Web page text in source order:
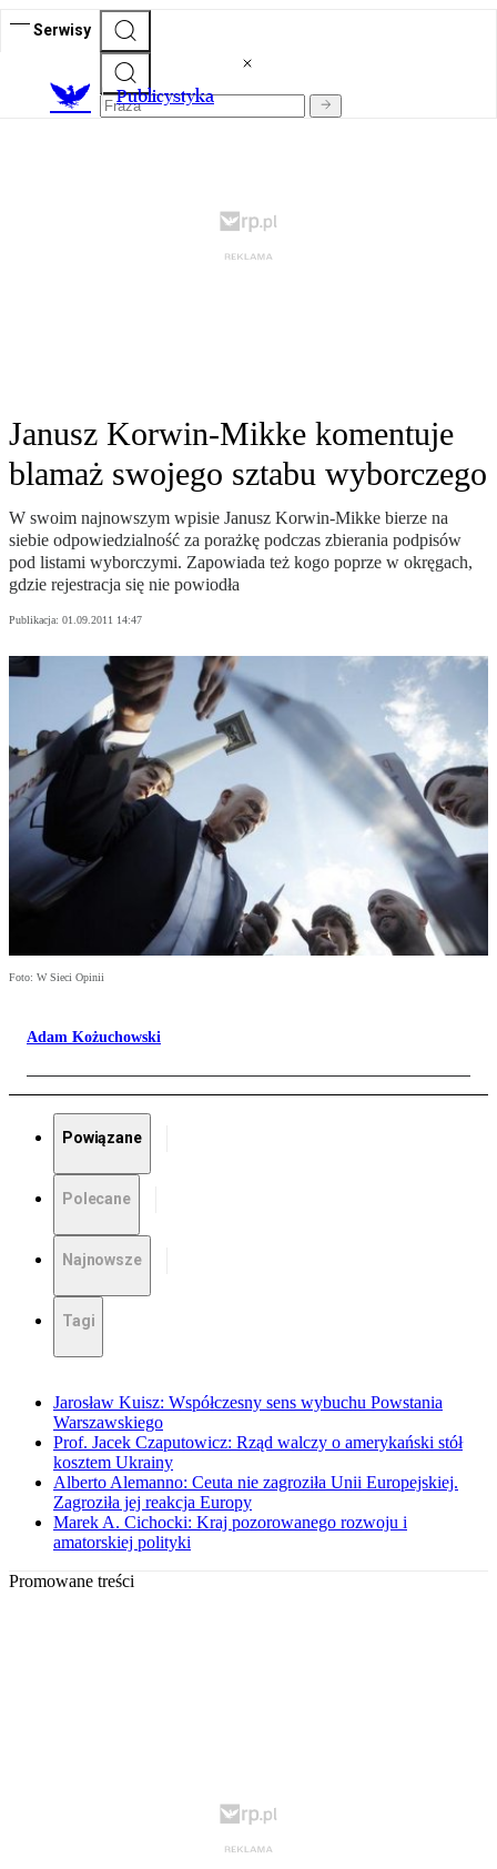
Serwisy
Publicystyka
Janusz Korwin-Mikke komentuje
blamaż swojego sztabu wyborczego
W swoim najnowszym wpisie Janusz Korwin-Mikke bierze na
siebie odpowiedzialność za porażkę podczas zbierania podpisów
pod listami wyborczymi. Zapowiada też kogo poprze w okręgach,
gdzie rejestracja się nie powiodła
Publikacja: 01.09.2011 14:47
Foto: W Sieci Opinii
Adam Kożuchowski
Powiązane
Polecane
Najnowsze
Tagi
Jarosław Kuisz: Współczesny sens wybuchu Powstania
Warszawskiego
Prof. Jacek Czaputowicz: Rząd walczy o amerykański stół
kosztem Ukrainy
Alberto Alemanno: Ceuta nie zagroziła Unii Europejskiej.
Zagroziła jej reakcja Europy
Marek A. Cichocki: Kraj pozorowanego rozwoju i
amatorskiej polityki
Promowane treści